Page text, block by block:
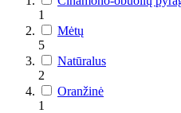
1
Mėtų
5
Natūralus
2
Oranžinė
1